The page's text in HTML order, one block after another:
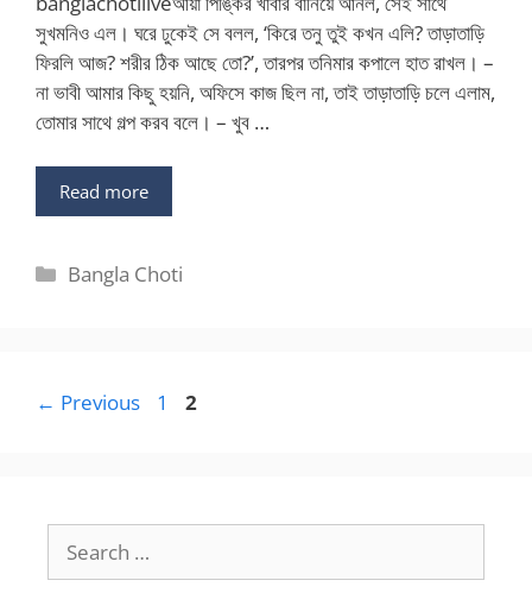
সুখমনিও এল। ঘরে ঢুকেই সে বলল, ‘কিরে তনু তুই কখন এলি? তাড়াতাড়ি
ফিরলি আজ? শরীর ঠিক আছে তো?’, তারপর তনিমার কপালে হাত রাখল। –
না ভাবী আমার কিছু হয়নি, অফিসে কাজ ছিল না, তাই তাড়াতাড়ি চলে এলাম,
তোমার সাথে গল্প করব বলে। – খুব …
Read more
Categories
Bangla Choti
← Previous Page
1 Page
2
for: